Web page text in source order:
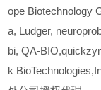
ope Biotechnology
a, Ludger,
bi, QA-
k